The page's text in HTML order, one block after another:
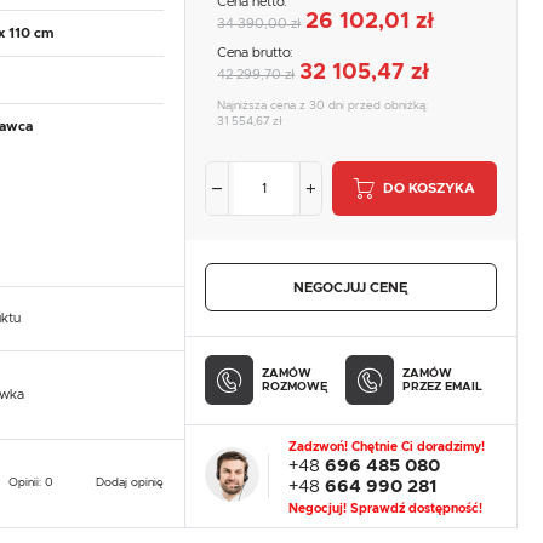
110 cm
Opinii: 0 Dodaj opinię
34 390,00 zł 26 102,01 zł
Cena brutto:
42 299,70 zł 32 105,47 zł
Najniższa cena z 30 dni przed obniżką:
31 554,67 zł
DO KOSZYKA
NEGOCJUJ CENĘ
ZAMÓW
ROZMOWĘ
ZAMÓW
PRZEZ EMAIL
Zadzwoń! Chętnie Ci doradzimy!
+48 696 485 080
+48 664 990 281
Negocjuj! Sprawdź dostępność!